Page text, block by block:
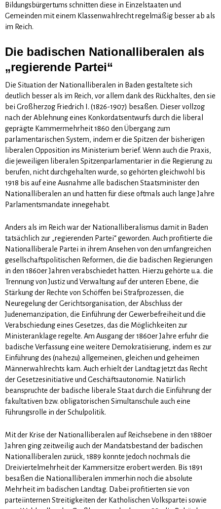
Bildungsbürgertums schnitten diese in Einzelstaaten und
Gemeinden mit einem Klassenwahlrecht regelmäßig besser ab als
im Reich.
Die badischen Nationalliberalen als
„regierende Partei“
Die Situation der Nationalliberalen in Baden gestaltete sich
deutlich besser als im Reich, vor allem dank des Rückhaltes, den sie
bei Großherzog Friedrich I. (1826-1907) besaßen. Dieser vollzog
nach der Ablehnung eines Konkordatsentwurfs durch die liberal
geprägte Kammermehrheit 1860 den Übergang zum
parlamentarischen System, indem er die Spitzen der bisherigen
liberalen Opposition ins Ministerium berief. Wenn auch die Praxis,
die jeweiligen liberalen Spitzenparlamentarier in die Regierung zu
berufen, nicht durchgehalten wurde, so gehörten gleichwohl bis
1918 bis auf eine Ausnahme alle badischen Staatsminister den
Nationalliberalen an und hatten für diese oftmals auch lange Jahre
Parlamentsmandate innegehabt.
Anders als im Reich war der Nationalliberalismus damit in Baden
tatsächlich zur „regierenden Partei“ geworden. Auch profitierte die
Nationalliberale Partei in ihrem Ansehen von den umfangreichen
gesellschaftspolitischen Reformen, die die badischen Regierungen
in den 1860er Jahren verabschiedet hatten. Hierzu gehörte u.a. die
Trennung von Justiz und Verwaltung auf der unteren Ebene, die
Stärkung der Rechte von Schöffen bei Strafprozessen, die
Neuregelung der Gerichtsorganisation, der Abschluss der
Judenemanzipation, die Einführung der Gewerbefreiheit und die
Verabschiedung eines Gesetzes, das die Möglichkeiten zur
Ministeranklage regelte. Am Ausgang der 1860er Jahre erfuhr die
badische Verfassung eine weitere Demokratisierung, indem es zur
Einführung des (nahezu) allgemeinen, gleichen und geheimen
Männerwahlrechts kam. Auch erhielt der Landtag jetzt das Recht
der Gesetzesinitiative und Geschäftsautonomie. Natürlich
beanspruchte der badische liberale Staat durch die Einführung der
fakultativen bzw. obligatorischen Simultanschule auch eine
Führungsrolle in der Schulpolitik.
Mit der Krise der Nationalliberalen auf Reichsebene in den 1880er
Jahren ging zeitweilig auch der Mandatsbestand der badischen
Nationalliberalen zurück, 1889 konnte jedoch nochmals die
Dreiviertelmehrheit der Kammersitze erobert werden. Bis 1891
besaßen die Nationalliberalen immerhin noch die absolute
Mehrheit im badischen Landtag. Dabei profitierten sie von
parteiinternen Streitigkeiten der Katholischen Volkspartei sowie